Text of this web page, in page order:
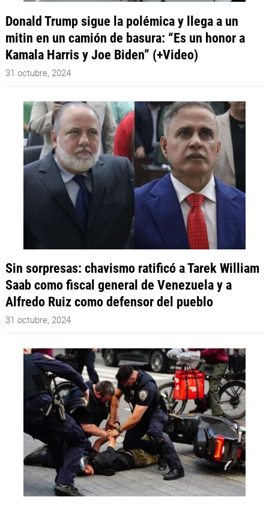
Donald Trump sigue la polémica y llega a un
mitin en un camión de basura: “Es un honor a
Kamala Harris y Joe Biden” (+Video)
31 octubre, 2024
Sin sorpresas: chavismo ratificó a Tarek William
Saab como fiscal general de Venezuela y a
Alfredo Ruiz como defensor del pueblo
31 octubre, 2024